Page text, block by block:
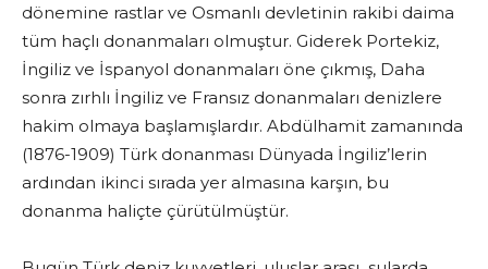
dönemine rastlar ve Osmanlı devletinin rakibi daima
tüm haçlı donanmaları olmuştur. Giderek Portekiz,
İngiliz ve İspanyol donanmaları öne çıkmış, Daha
sonra zırhlı İngiliz ve Fransız donanmaları denizlere
hakim olmaya başlamışlardır. Abdülhamit zamanında
(1876-1909) Türk donanması Dünyada İngiliz’lerin
ardından ikinci sırada yer almasına karşın, bu
donanma haliçte çürütülmüştür.